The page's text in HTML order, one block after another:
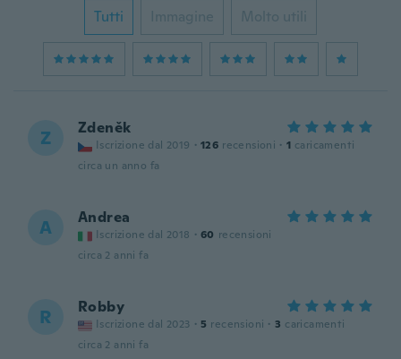
Tutti Immagine Molto utili
Z Zdeněk
Iscrizione dal 2019 · 126 recensioni · 1 caricamenti
circa un anno fa
A Andrea
Iscrizione dal 2018 · 60 recensioni
circa 2 anni fa
R Robby
Iscrizione dal 2023 · 5 recensioni · 3 caricamenti
circa 2 anni fa